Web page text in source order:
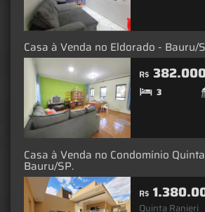
Casa à Venda no Eldorado - Bauru/
R$
3
Casa à Venda no Condomínio
Bauru/SP.
R$
Quinta Ranieri